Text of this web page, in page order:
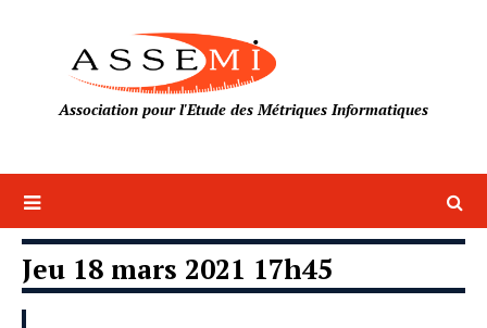
Association pour l'Etude des Métriques Informatiques
Jeu 18 mars 2021 17h45